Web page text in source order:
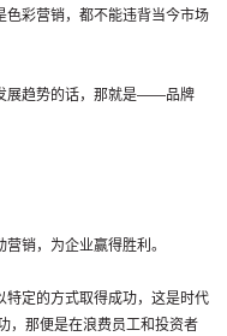
色彩营销，都不能违背当今市场
展趋势的话，那就是——品牌
销，为企业赢得胜利。
特定的方式取得成功，这是时代
，那便是在浪费员工和投资者